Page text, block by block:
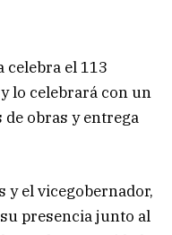
celebra el 113
lo celebrará con un
obras y entrega
y el vicegobernador,
presencia junto al